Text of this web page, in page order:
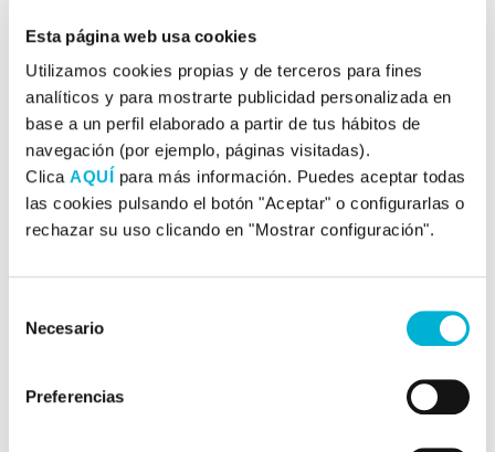
Esta página web usa cookies
Utilizamos cookies propias y de terceros para fines
analíticos y para mostrarte publicidad personalizada en
base a un perfil elaborado a partir de tus hábitos de
navegación (por ejemplo, páginas visitadas).
Clica AQUÍ para más información. Puedes aceptar todas
las cookies pulsando el botón "Aceptar" o configurarlas o
rechazar su uso clicando en "Mostrar configuración".
Necesario
Preferencias
aumentando ya que la capacidad
cardiovascular del deportista mejora a
raíz de dicha práctica y podrá afrontar
de manera más óptima las demandas
de la alta competición.